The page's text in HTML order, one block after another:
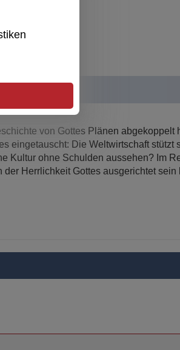
von Gottes Plänen abgekoppelt
eingetauscht: Die Weltwirtschaft stützt
Kultur ohne Schulden aussehen? Im
Herrlichkeit Gottes ausgerichtet